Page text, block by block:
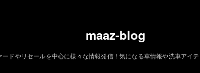
maaz-blog
ードやリセールを中心に様々な情報発信！気になる車情報や洗車アイ